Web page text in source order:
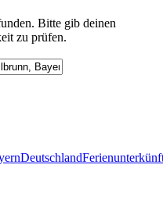
Bitte gib deinen
zu prüfen.
Deutschland